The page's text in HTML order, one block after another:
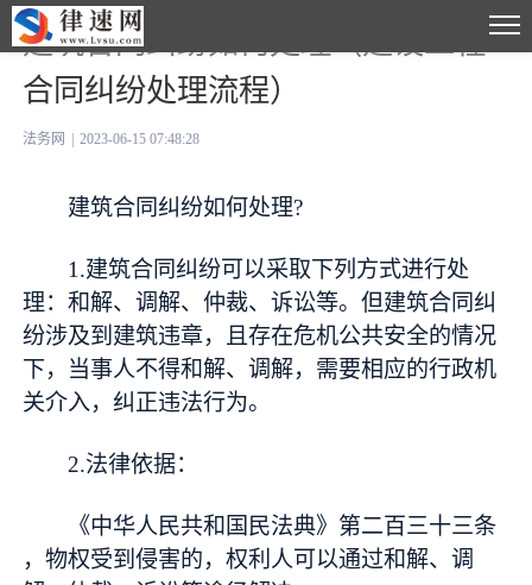
建筑合同纠纷如何处理（建设工程
合同纠纷处理流程）
法务网 2023-06-15 07:48:28
建筑合同纠纷如何处理?
1.建筑合同纠纷可以采取下列方式进行处
理：和解、调解、仲裁、诉讼等。但建筑合同纠
纷涉及到建筑违章，且存在危机公共安全的情况
下，当事人不得和解、调解，需要相应的行政机
关介入，纠正违法行为。
2.法律依据：
《中华人民共和国民法典》第二百三十三条
，物权受到侵害的，权利人可以通过和解、调